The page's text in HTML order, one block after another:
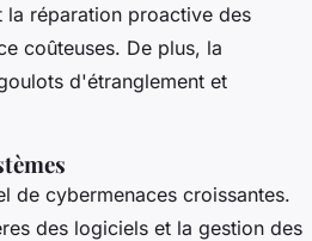
la réparation proactive des
coûteuses. De plus, la
d'étranglement et
de cybermenaces croissantes.
des logiciels et la gestion des